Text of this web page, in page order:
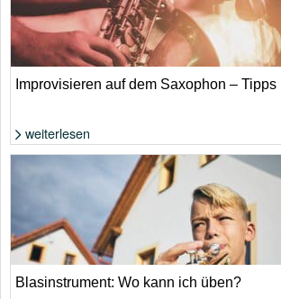
Foto: von suthinee rodsuniyom
Improvisieren auf dem Saxophon – Tipps
weiterlesen
Blasinstrument: Wo kann ich üben?